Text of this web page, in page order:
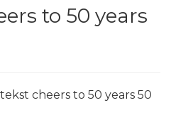
to 50 years
cheers to 50 years 50